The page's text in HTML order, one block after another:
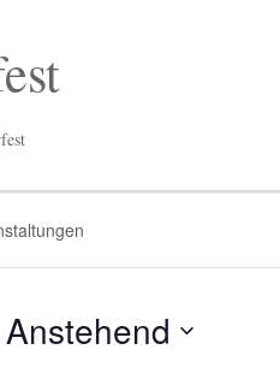
Anstehend